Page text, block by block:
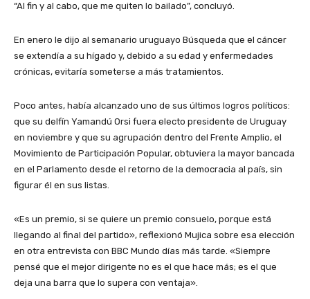
“Al fin y al cabo, que me quiten lo bailado”, concluyó.
En enero le dijo al semanario uruguayo Búsqueda que el cáncer
se extendía a su hígado y, debido a su edad y enfermedades
crónicas, evitaría someterse a más tratamientos.
Poco antes, había alcanzado uno de sus últimos logros políticos:
que su delfín Yamandú Orsi fuera electo presidente de Uruguay
en noviembre y que su agrupación dentro del Frente Amplio, el
Movimiento de Participación Popular, obtuviera la mayor bancada
en el Parlamento desde el retorno de la democracia al país, sin
figurar él en sus listas.
«Es un premio, si se quiere un premio consuelo, porque está
llegando al final del partido», reflexionó Mujica sobre esa elección
en otra entrevista con BBC Mundo días más tarde. «Siempre
pensé que el mejor dirigente no es el que hace más; es el que
deja una barra que lo supera con ventaja».